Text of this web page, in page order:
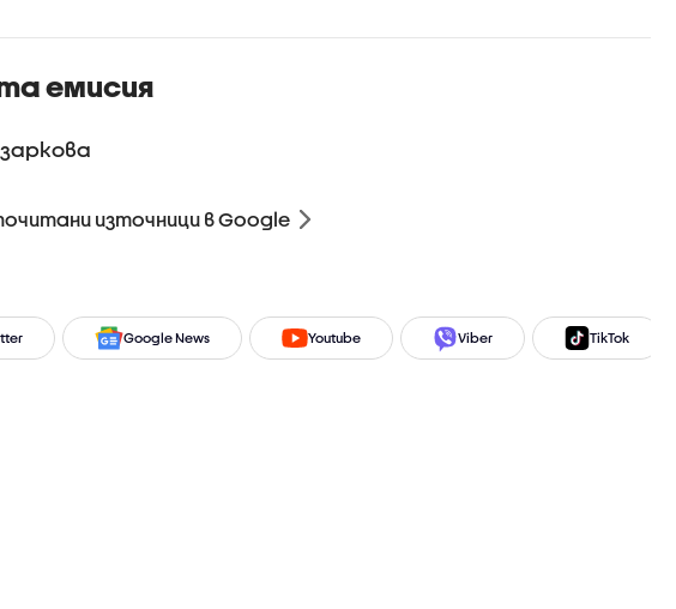
много труд и талант
емисия
източници в Google
Google News Youtube Viber TikTok